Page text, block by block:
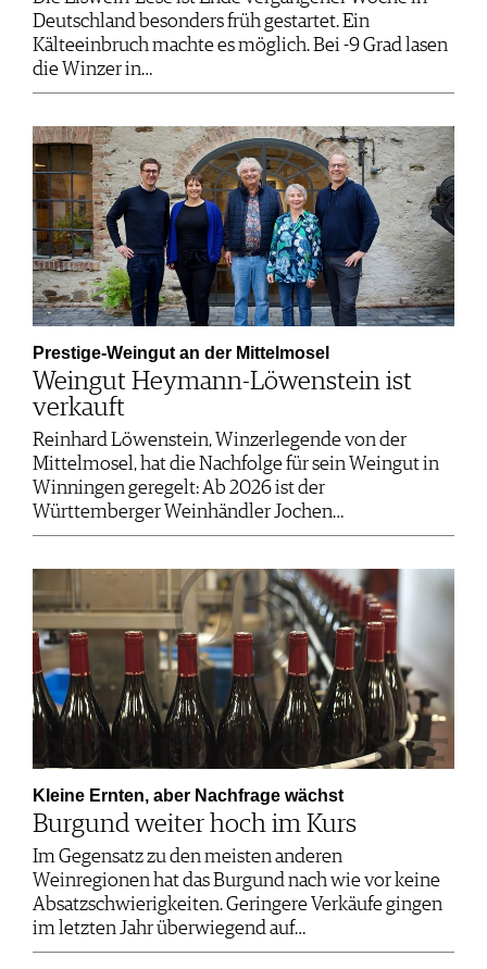
Deutschland besonders früh gestartet. Ein
Kälteeinbruch machte es möglich. Bei -9 Grad lasen
die Winzer in…
Prestige-Weingut an der Mittelmosel
Weingut Heymann-Löwenstein ist
verkauft
Reinhard Löwenstein, Winzerlegende von der
Mittelmosel, hat die Nachfolge für sein Weingut in
Winningen geregelt: Ab 2026 ist der
Württemberger Weinhändler Jochen…
Kleine Ernten, aber Nachfrage wächst
Burgund weiter hoch im Kurs
Im Gegensatz zu den meisten anderen
Weinregionen hat das Burgund nach wie vor keine
Absatzschwierigkeiten. Geringere Verkäufe gingen
im letzten Jahr überwiegend auf…